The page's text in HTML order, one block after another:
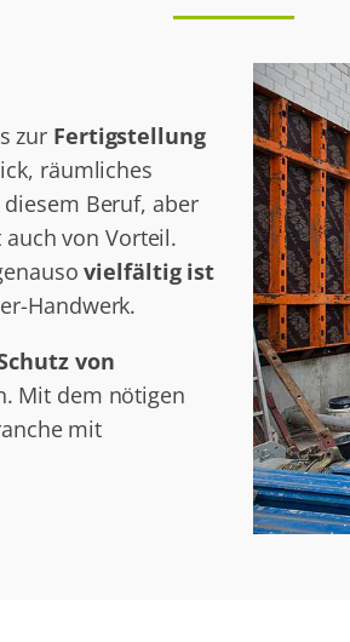
zur Fertigstellung
räumliches
Beruf, aber
von Vorteil.
vielfältig ist
Handwerk.
von
Mit dem nötigen
mit